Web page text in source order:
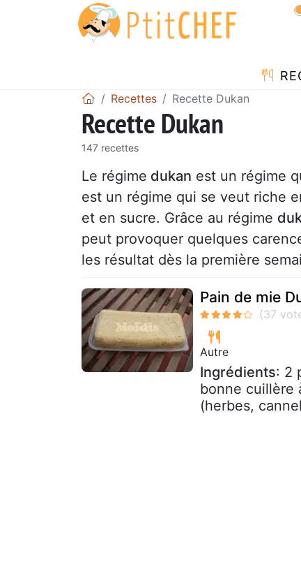
Recettes Recette Dukan
Recette Dukan
147 recettes
Le régime dukan est un régime
est un régime qui se veut riche
et en sucre. Grâce au régime
peut provoquer quelques
les résultat dès la première
Pain de mie
Autre
Ingrédients: 2
bonne cuillère
(herbes,